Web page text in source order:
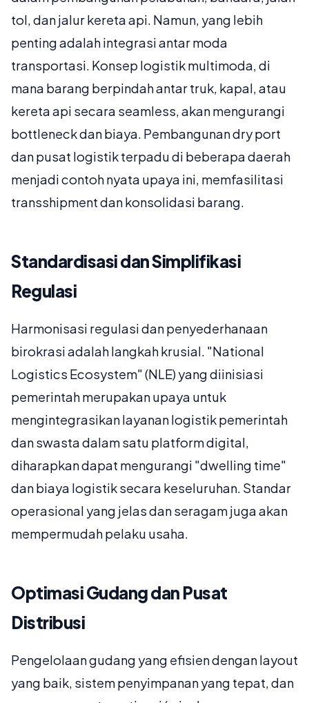
tol, dan jalur kereta api. Namun, yang lebih
penting adalah integrasi antar moda
transportasi. Konsep logistik multimoda, di
mana barang berpindah antar truk, kapal, atau
kereta api secara seamless, akan mengurangi
bottleneck dan biaya. Pembangunan dry port
dan pusat logistik terpadu di beberapa daerah
menjadi contoh nyata upaya ini, memfasilitasi
transshipment dan konsolidasi barang.
Standardisasi dan Simplifikasi
Regulasi
Harmonisasi regulasi dan penyederhanaan
birokrasi adalah langkah krusial. "National
Logistics Ecosystem" (NLE) yang diinisiasi
pemerintah merupakan upaya untuk
mengintegrasikan layanan logistik pemerintah
dan swasta dalam satu platform digital,
diharapkan dapat mengurangi "dwelling time"
dan biaya logistik secara keseluruhan. Standar
operasional yang jelas dan seragam juga akan
mempermudah pelaku usaha.
Optimasi Gudang dan Pusat
Distribusi
Pengelolaan gudang yang efisien dengan layout
yang baik, sistem penyimpanan yang tepat, dan